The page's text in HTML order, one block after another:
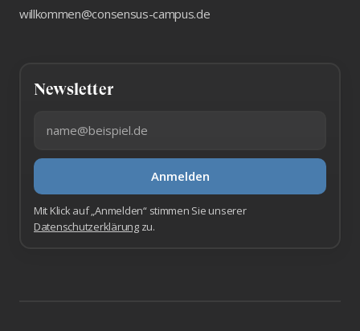
willkommen@consensus-campus.de
Newsletter
Anmelden
Mit Klick auf „Anmelden“ stimmen Sie unserer
Datenschutzerklärungzu.